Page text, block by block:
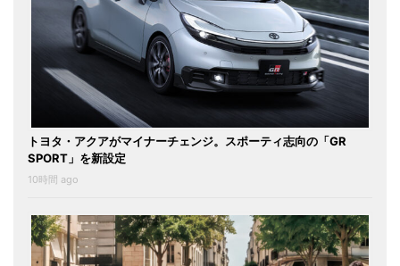
トヨタ・アクアがマイナーチェンジ。スポーティ志向の「GR
SPORT」を新設定
10時間 ago